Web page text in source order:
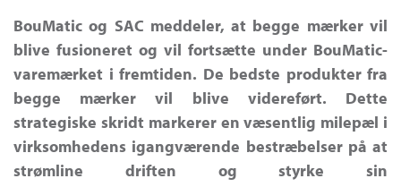
BouMatic og SAC meddeler, at begge mærker vil
blive fusioneret og vil fortsætte under BouMatic-
varemærket i fremtiden. De bedste produkter fra
begge mærker vil blive videreført. Dette
strategiske skridt markerer en væsentlig milepæl i
virksomhedens igangværende bestræbelser på at
strømline driften og styrke sin